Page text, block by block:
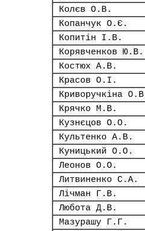
Колєв О.В.
Копанчук О.Є.
Копитін І.В.
Корявченков Ю.В.
Костюх А.В.
Красов О.І.
Криворучкіна
Крячко М.В.
Кузнєцов О.О.
Культенко А.В.
Куницький О.О.
Леонов О.О.
Литвиненко С.А.
Лічман Г.В.
Любота Д.В.
Мазурашу Г.Г.